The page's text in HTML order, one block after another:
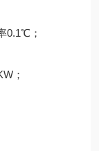
0.1℃；
；